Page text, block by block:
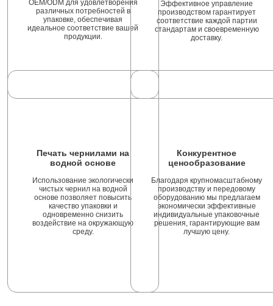
OEM/ODM для удовлетворения
различных потребностей в
упаковке, обеспечивая
идеальное соответствие вашей
продукции.
Эффективное управление
производством гарантирует
соответствие каждой партии
стандартам и своевременную
доставку.
Печать чернилами на
водной основе
Использование экологически
чистых чернил на водной
основе позволяет повысить
качество упаковки и
одновременно снизить
воздействие на окружающую
среду.
Конкурентное
ценообразование
Благодаря крупномасштабному
производству и передовому
оборудованию мы предлагаем
экономически эффективные
индивидуальные упаковочные
решения, гарантирующие вам
лучшую цену.